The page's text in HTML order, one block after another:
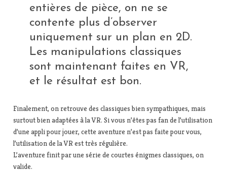
entières de pièce, on ne se
contente plus d’observer
uniquement sur un plan en 2D.
Les manipulations classiques
sont maintenant faites en VR,
et le résultat est bon.
Finalement, on retrouve des classiques bien sympathiques, mais
surtout bien adaptées à la VR. Si vous n’êtes pas fan de l’utilisation
d’une appli pour jouer, cette aventure n’est pas faite pour vous,
l’utilisation de la VR est très régulière.
L’aventure finit par une série de courtes énigmes classiques, on
valide.